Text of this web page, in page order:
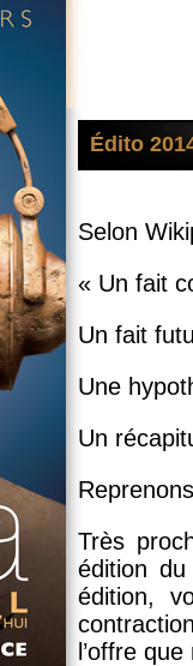
Édito
Selon
« Un fait
Un fait
Une
Un
Très
édition
édition,
l’offre